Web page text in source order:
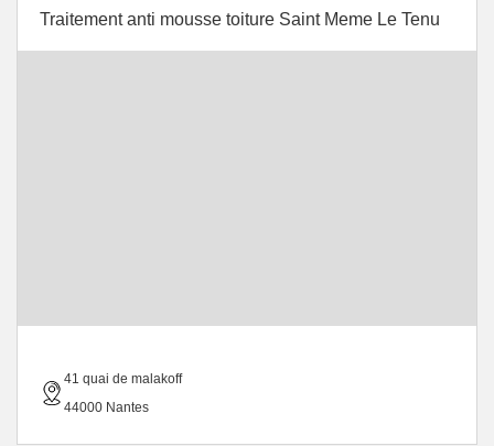
Traitement anti mousse toiture Saint Meme Le Tenu
41 quai de malakoff
44000 Nantes